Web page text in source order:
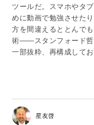
ツールだ。スマホやタ
めに動画で勉強させた
方を間違えるととんで
術――スタンフォード哲
一部抜粋、再構成してお
星友啓